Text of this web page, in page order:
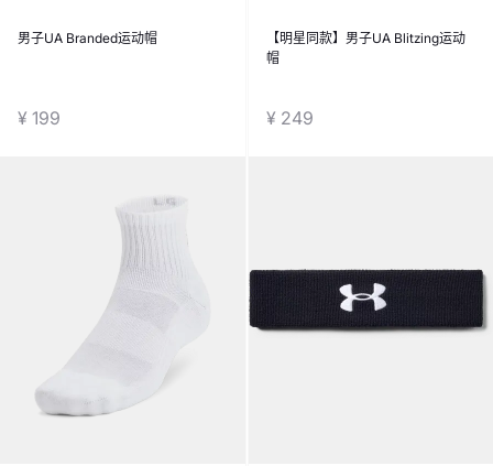
男子UA Branded运动帽
¥ 199
【明星同款】男子UA Blitzing运动
帽
¥ 249